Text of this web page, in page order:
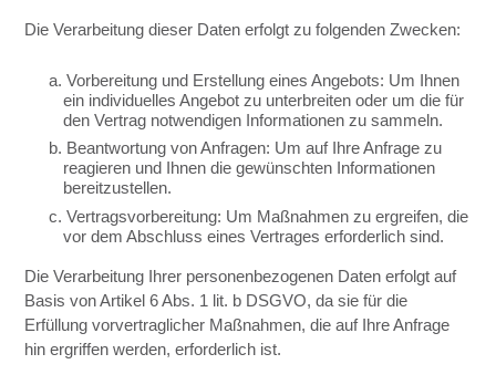
Die Verarbeitung dieser Daten erfolgt zu folgenden Zwecken:
a. Vorbereitung und Erstellung eines Angebots: Um Ihnen
ein individuelles Angebot zu unterbreiten oder um die für
den Vertrag notwendigen Informationen zu sammeln.
b. Beantwortung von Anfragen: Um auf Ihre Anfrage zu
reagieren und Ihnen die gewünschten Informationen
bereitzustellen.
c. Vertragsvorbereitung: Um Maßnahmen zu ergreifen, die
vor dem Abschluss eines Vertrages erforderlich sind.
Die Verarbeitung Ihrer personenbezogenen Daten erfolgt auf
Basis von Artikel 6 Abs. 1 lit. b DSGVO, da sie für die
Erfüllung vorvertraglicher Maßnahmen, die auf Ihre Anfrage
hin ergriffen werden, erforderlich ist.